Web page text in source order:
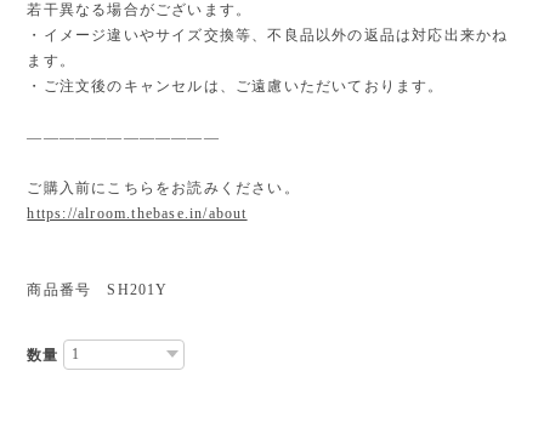
若干異なる場合がございます。
・イメージ違いやサイズ交換等、不良品以外の返品は対応出来かね
ます。
・ご注文後のキャンセルは、ご遠慮いただいております。
————————————
ご購入前にこちらをお読みください。
https://alroom.thebase.in/about
商品番号 SH201Y
数量